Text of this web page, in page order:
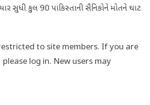
સુધી કુલ 90 પાકિસ્તાની સૈનિકોને મોતને ઘાટ
to site members. If you are
please log in. New users may